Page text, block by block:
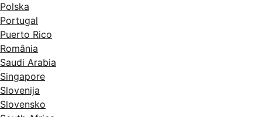
Polska
Portugal
Puerto Rico
România
Saudi Arabia
Singapore
Slovenija
Slovensko